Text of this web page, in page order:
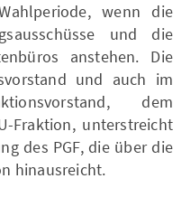
wenn die
und die
anstehen. Die
und auch im
dem
Fraktion, unterstreicht
des PGF, die über die
hinausreicht.